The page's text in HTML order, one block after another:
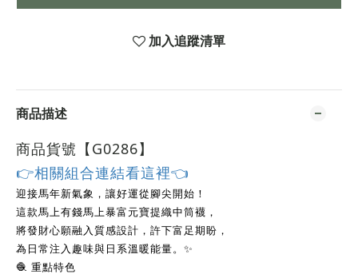
加入追蹤清單
商品描述
商品貨號【G0286】
👉相關組合連結看這裡👈
迎接馬年新氣象，讓好運從腳尖開始！
這款馬上有錢馬上暴富元寶提織中筒襪，
將發財心願融入質感設計，許下富足期盼，
為日常注入趣味與日系溫暖能量。✨
🧶 重點特色